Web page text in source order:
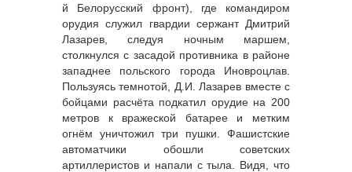
й Белорусский фронт), где командиром
орудия служил гвардии сержант Дмитрий
Лазарев, следуя ночным маршем,
столкнулся с засадой противника в районе
западнее польского города Иновроцлав.
Пользуясь темнотой, Д.И. Лазарев вместе с
бойцами расчёта подкатил орудие на 200
метров к вражеской батарее и метким
огнём уничтожил три пушки. Фашистские
автоматчики обошли советских
артиллеристов и напали с тыла. Видя, что